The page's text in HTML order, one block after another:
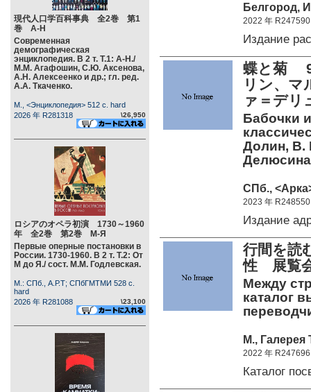
現代人口学百科事典 全2巻 第1
巻 А-Н
Современная
демографическая
энциклопедия. В 2 т. Т.1: А-Н./
М.М. Агафошин, С.Ю. Аксенова,
А.Н. Алексеенко и др.; гл. ред.
А.А. Ткаченко.
М., <Энциклопедия> 512 c. hard
2026 年 R281318
\26,950
ロシアのオペラ初演 1730～1960
年 全2巻 第2巻 М-Я
Первые оперные постановки в
России. 1730-1960. В 2 т. Т.2: От
М до Я./ сост. М.М. Годлевская.
М.: СПб., А.Р.Т; СПбГМТМИ 528 c.
hard
2026 年 R281088
\23,100
Белгород,
2022 年 R247590
Издание
蝶と菊 9
リン、マ
ァ＝デリ
Бабочки
Долин, В.
СПб.,
2023 年 R248550
Издание
行間を読
性 展覧
Между
каталог
М., Галерея
2022 年 R247696
Каталог